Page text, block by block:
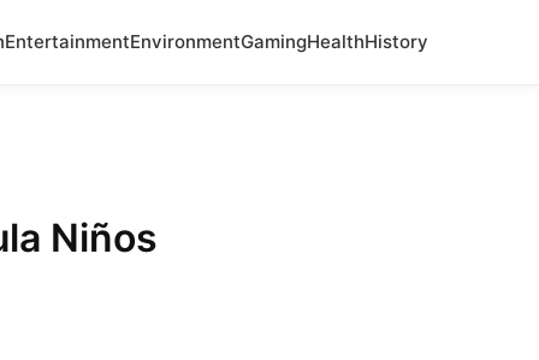
EntertainmentEnvironmentGamingHealthHistory
Niños